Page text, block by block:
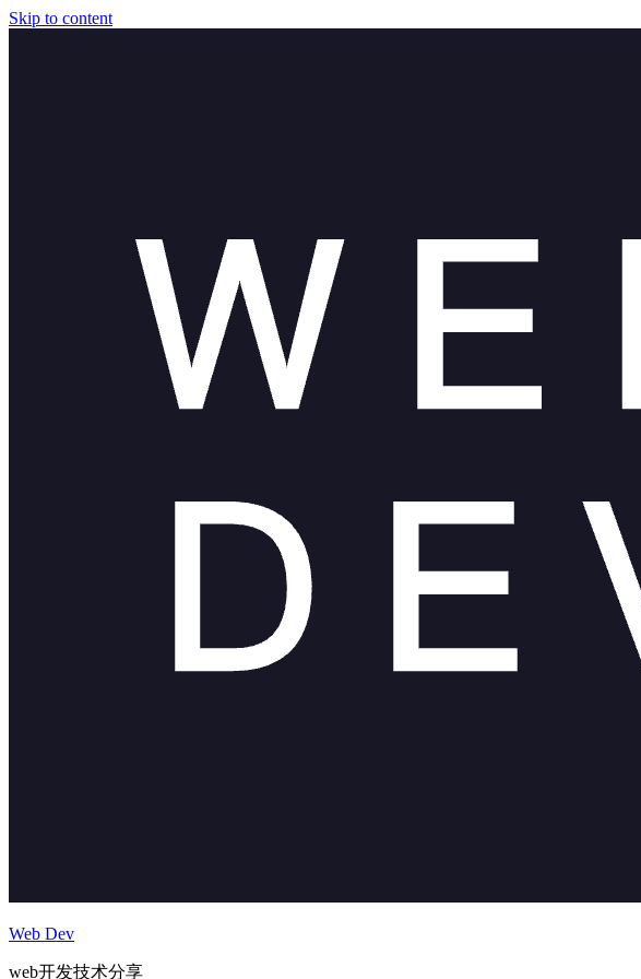
Skip to content
Web Dev
web开发技术分享